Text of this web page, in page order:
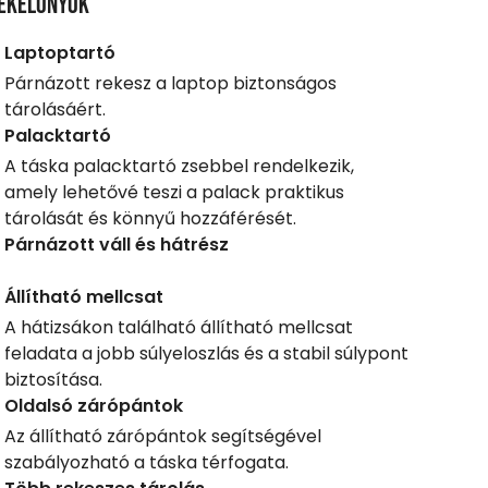
Laptoptartó
Párnázott rekesz a laptop biztonságos
tárolásáért.
Palacktartó
A táska palacktartó zsebbel rendelkezik,
amely lehetővé teszi a palack praktikus
tárolását és könnyű hozzáférését.
Párnázott váll és hátrész
Állítható mellcsat
A hátizsákon található állítható mellcsat
feladata a jobb súlyeloszlás és a stabil súlypont
biztosítása.
Oldalsó zárópántok
Az állítható zárópántok segítségével
szabályozható a táska térfogata.